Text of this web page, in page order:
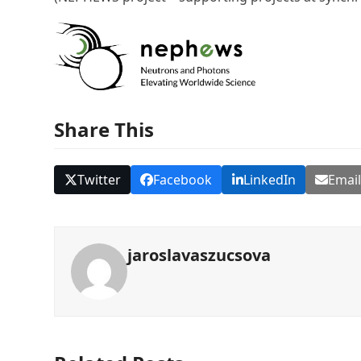
Share This
Twitter Facebook LinkedIn Email
jaroslavaszucsova